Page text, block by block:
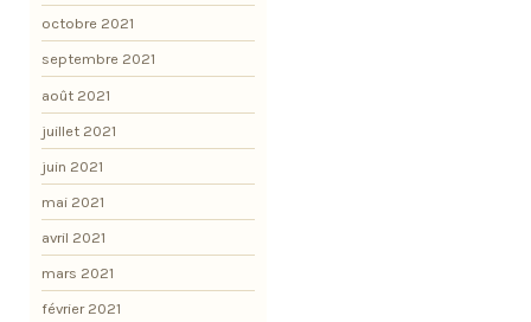
octobre 2021
septembre 2021
août 2021
juillet 2021
juin 2021
mai 2021
avril 2021
mars 2021
février 2021